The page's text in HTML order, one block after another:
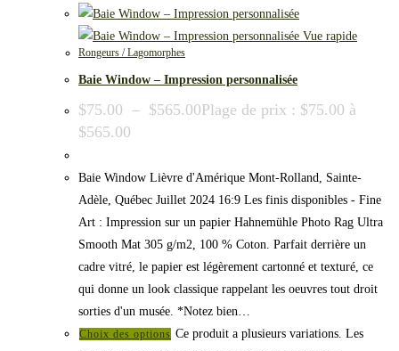
Vue rapide
Rongeurs / Lagomorphes
Baie Window – Impression personnalisée
$75.00 – $565.00Plage de prix : $75.00 à
$565.00
Baie Window Lièvre d'Amérique Mont-Rolland, Sainte-
Adèle, Québec Juillet 2024 16:9 Les finis disponibles - Fine
Art : Impression sur un papier Hahnemühle Photo Rag Ultra
Smooth Mat 305 g/m2, 100 % Coton. Parfait derrière un
cadre vitré, le papier est légèrement cartonné et texturé, ce
qui donne un look classique rappelant les oeuvres tout droit
sorties d'un musée. *Notez bien…
Choix des options Ce produit a plusieurs variations. Les